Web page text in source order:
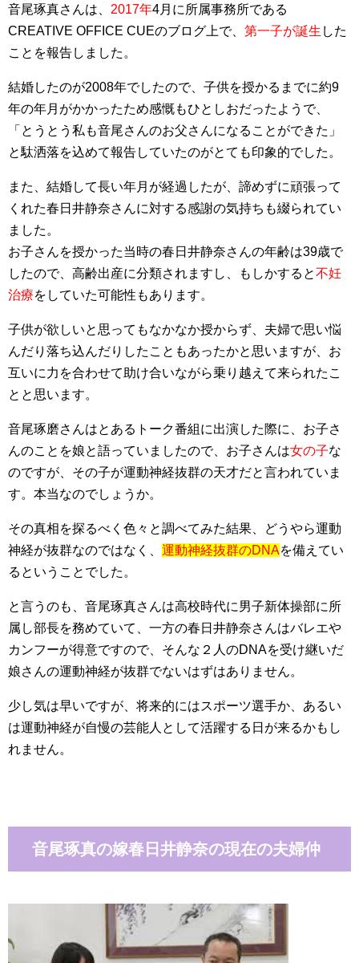
音尾琢真さんは、 2017年4月に所属事務所である
CREATIVE OFFICE CUEのブログ 上で、 第一子が誕生 した
ことを報告しました。
結婚したのが2008年でしたので、子供を授かるまでに約9
年の年月がかかったため感慨もひとしおだったようで、
「とうとう私も音尾さんのお父さんになることができた」
と駄洒落を込めて報告していたのがとても印象的でした。
また、結婚して長い年月が経過したが、諦めずに頑張って
くれた春日井静奈さんに対する感謝の気持ちも綴られてい
ました。
お子さんを授かった当時の春日井静奈さんの年齢は39歳で
したので、高齢出産に分類されますし、もしかすると不妊
治療をしていた可能性もあります。
子供が欲しいと思ってもなかなか授からず、夫婦で思い悩
んだり落ち込んだりしたこともあったかと思いますが、お
互いに力を合わせて助け合いながら乗り越えて来られたこ
とと思います。
音尾琢磨さんはとあるトーク番組に出演した際に、お子さ
んのことを娘と語っていましたので、お子さんは女の子な
のですが、その子が運動神経抜群の天才だと言われていま
す。本当なのでしょうか。
その真相を探るべく色々と調べてみた結果、どうやら運動
神経が抜群なのではなく、 運動神経抜群のDNAを備えてい
るということでした。
と言うのも、音尾琢真さんは高校時代に男子新体操部に所
属し部長を務めていて、一方の春日井静奈さんはバレエや
カンフーが得意ですので、そんな２人のDNAを受け継いだ
娘さんの運動神経が抜群でないはずはありません。
少し気は早いですが、将来的にはスポーツ選手か、あるい
は運動神経が自慢の芸能人として活躍する日が来るかもし
れません。
音尾琢真の嫁春日井静奈の現在の夫婦仲